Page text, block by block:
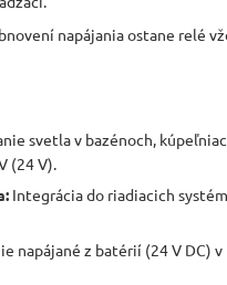
napájania ostane relé
svetla v bazénoch,
(24 V).
Integrácia do riadiacich
napájané z batérií (24 V DC) v